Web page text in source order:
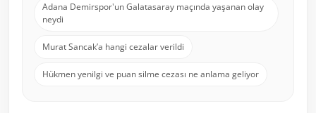
Adana Demirspor'un Galatasaray maçında yaşanan olay
neydi
Murat Sancak’a hangi cezalar verildi
Hükmen yenilgi ve puan silme cezası ne anlama geliyor